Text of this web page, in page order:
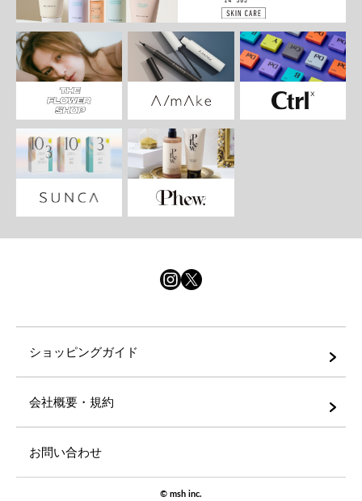
ショッピングガイド
会社概要・規約
お問い合わせ
© msh inc.